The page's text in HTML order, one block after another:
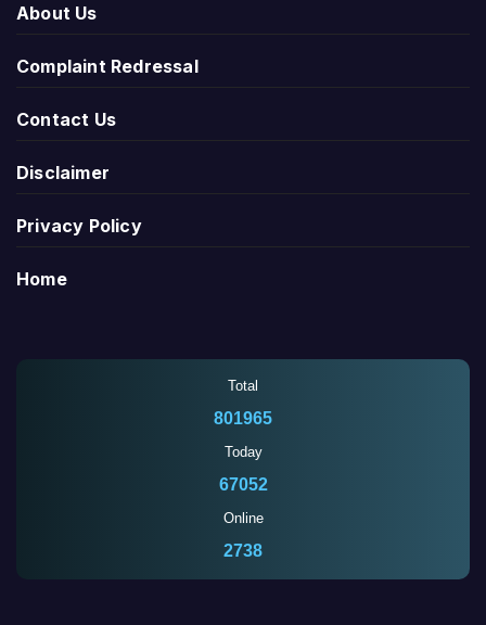
About Us
Complaint Redressal
Contact Us
Disclaimer
Privacy Policy
Home
Total
801965
Today
67052
Online
2738